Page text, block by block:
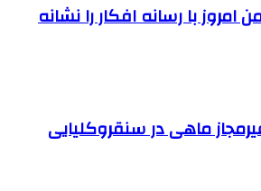
امروز با رسانه افکار را نشانه
ماهی در سنقروکلیایی